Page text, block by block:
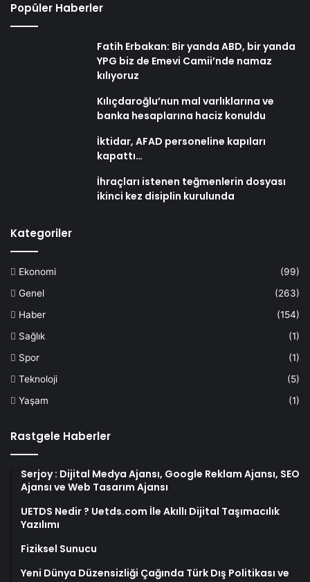
Popüler Haberler
Fatih Erbakan: Bir yanda ABD, bir yanda
YPG biz de Emevi Camii’nde namaz
kılıyoruz
Kılıçdaroğlu’nun mal varlıklarına ve
banka hesaplarına haciz konuldu
İktidar, AFAD personeline kapıları
kapattı…
İhraçları istenen teğmenlerin dosyası
ikinci kez disiplin kurulunda
Kategoriler
Ekonomi
(99)
Genel
(263)
Haber
(154)
Sağlık
(1)
Spor
(1)
Teknoloji
(5)
Yaşam
(1)
Rastgele Haberler
Serjoy : Dijital Medya Ajansı, Google Reklam Ajansı, SEO
Ajansı ve Web Tasarım Ajansı
UETDS Nedir ? Uetds.com İle Akıllı Dijital Taşımacılık
Yazılımı
Fiziksel Sunucu
Yeni Dünya Düzensizliği Çağında Türk Dış Politikası ve